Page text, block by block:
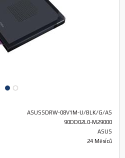
ASUSSDRW-08V1M-U/BLK/G/AS
90DD02L0-M29000
ASUS
24 Měsíců